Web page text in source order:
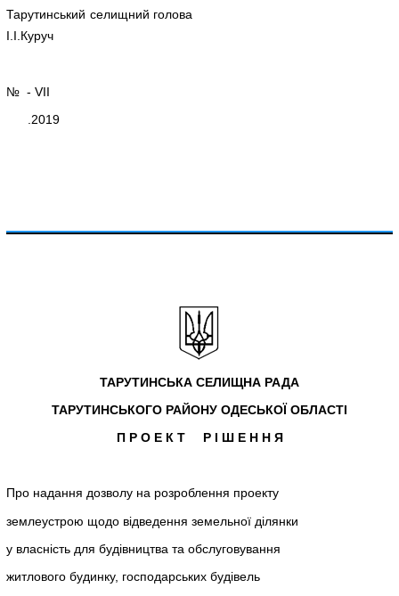
Тарутинський селищний голова
І.І.Куруч
№ - VІІ
.2019
ТАРУТИНСЬКА СЕЛИЩНА РАДА
ТАРУТИНСЬКОГО РАЙОНУ ОДЕСЬКОЇ ОБЛАСТІ
П Р О Е К Т Р І Ш Е Н Н Я
Про надання дозволу на розроблення проекту
землеустрою щодо відведення земельної ділянки
у власність для будівництва та обслуговування
житлового будинку, господарських будівель